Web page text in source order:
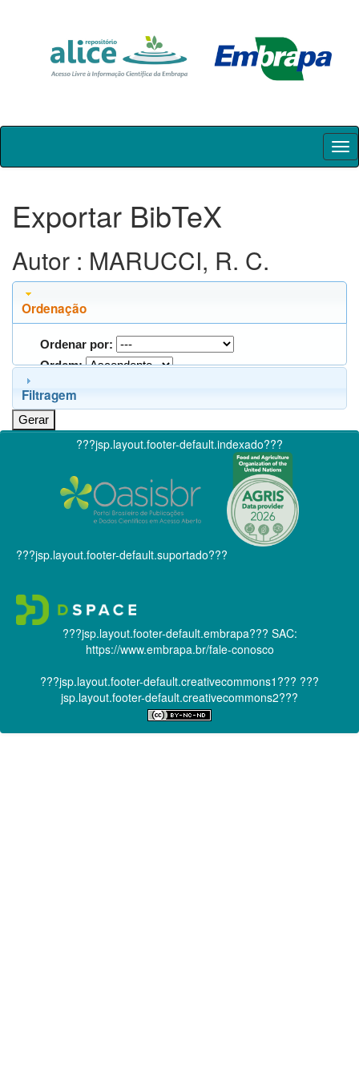
Skip
Exportar BibTeX
Autor : MARUCCI, R. C.
Ordenação
Ordenar por:
Ordem:
Filtragem
???jsp.layout.footer-default.indexado???
???jsp.layout.footer-default.suportado???
???jsp.layout.footer-default.embrapa??? SAC:
https://www.embrapa.br/fale-conosco
???jsp.layout.footer-default.creativecommons1??? ???
jsp.layout.footer-default.creativecommons2???